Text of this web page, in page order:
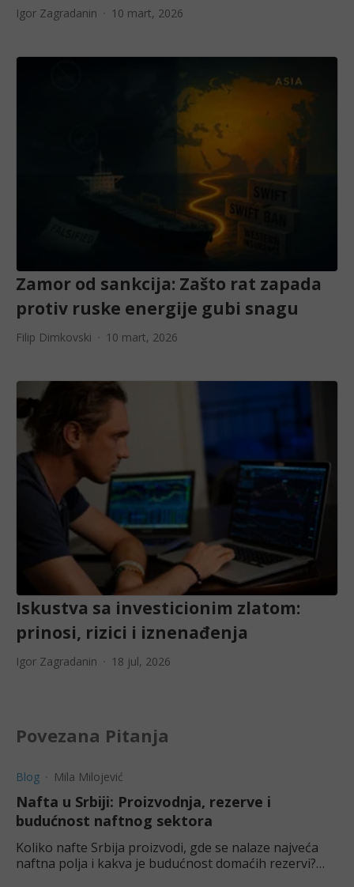
Igor Zagradanin 10 mart, 2026
Zamor od sankcija: Zašto rat zapada
protiv ruske energije gubi snagu
Filip Dimkovski 10 mart, 2026
Iskustva sa investicionim zlatom:
prinosi, rizici i iznenađenja
Igor Zagradanin 18 jul, 2026
Povezana Pitanja
Blog Mila Milojević
Nafta u Srbiji: Proizvodnja, rezerve i
budućnost naftnog sektora
Koliko nafte Srbija proizvodi, gde se nalaze najveća
naftna polja i kakva je budućnost domaćih rezervi?